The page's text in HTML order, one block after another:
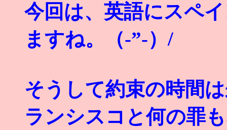
今回は、英語にスペ
ますね。（-”-）/
そうして約束の時間
ランシスコと何の罪